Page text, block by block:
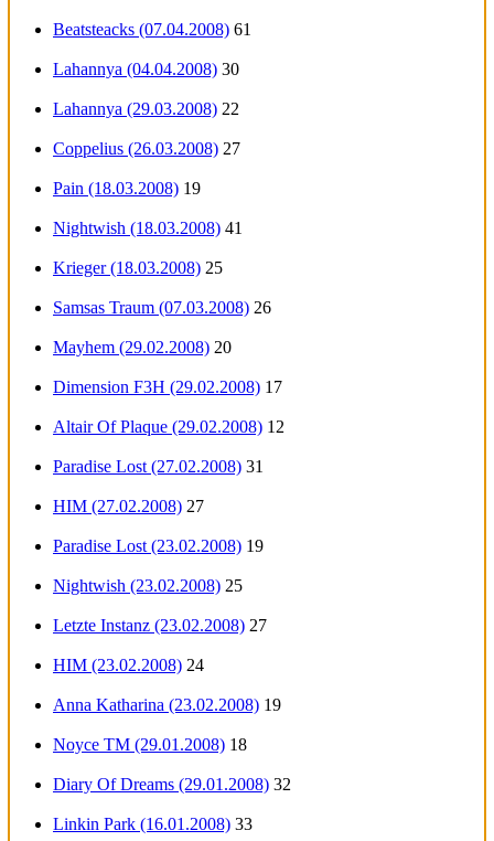
Beatsteacks (07.04.2008) 61
Lahannya (04.04.2008) 30
Lahannya (29.03.2008) 22
Coppelius (26.03.2008) 27
Pain (18.03.2008) 19
Nightwish (18.03.2008) 41
Krieger (18.03.2008) 25
Samsas Traum (07.03.2008) 26
Mayhem (29.02.2008) 20
Dimension F3H (29.02.2008) 17
Altair Of Plaque (29.02.2008) 12
Paradise Lost (27.02.2008) 31
HIM (27.02.2008) 27
Paradise Lost (23.02.2008) 19
Nightwish (23.02.2008) 25
Letzte Instanz (23.02.2008) 27
HIM (23.02.2008) 24
Anna Katharina (23.02.2008) 19
Noyce TM (29.01.2008) 18
Diary Of Dreams (29.01.2008) 32
Linkin Park (16.01.2008) 33